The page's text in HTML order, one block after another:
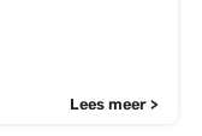
Lees meer >